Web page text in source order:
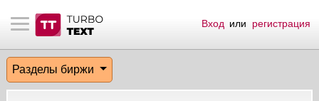
материалы
биржи
сообщения
по форуму
Вход или регистрация
Разделы биржи